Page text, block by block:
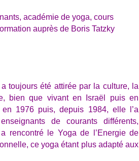
académie de yoga, cours
auprès de Boris Tatzky
toujours été attirée par la culture, la
bien que vivant en Israël puis en
1976 puis, depuis 1984, elle l’a
de courants différents,
rencontré le Yoga de l’Energie de
ce yoga étant plus adapté aux